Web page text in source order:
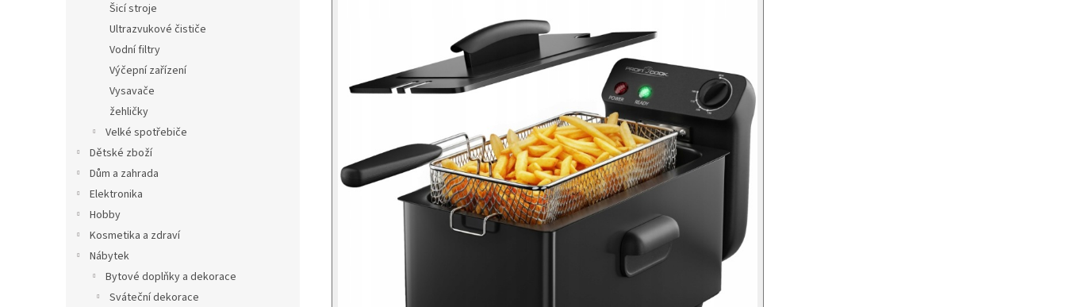
Šicí stroje
Ultrazvukové čističe
Vodní filtry
Výčepní zařízení
Vysavače
žehličky
Velké spotřebiče
Dětské zboží
Dům a zahrada
Elektronika
Hobby
Kosmetika a zdraví
Nábytek
Bytové doplňky a dekorace
Sváteční dekorace